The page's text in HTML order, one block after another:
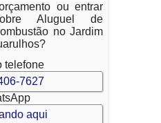
ou entrar
Aluguel de
no Jardim
telefone
7627
aqui